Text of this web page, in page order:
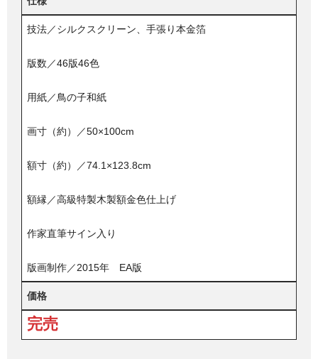
技法／シルクスクリーン、手張り本金箔
版数／46版46色
用紙／鳥の子和紙
画寸（約）／50×100cm
額寸（約）／74.1×123.8cm
額縁／高級特製木製額金色仕上げ
作家直筆サイン入り
版画制作／2015年 EA版
価格
完売